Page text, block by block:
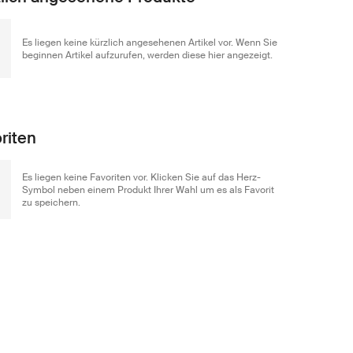
Es liegen keine kürzlich angesehenen Artikel vor. Wenn Sie
beginnen Artikel aufzurufen, werden diese hier angezeigt.
Es liegen keine Favoriten vor. Klicken Sie auf das Herz-
Symbol neben einem Produkt Ihrer Wahl um es als Favorit
zu speichern.